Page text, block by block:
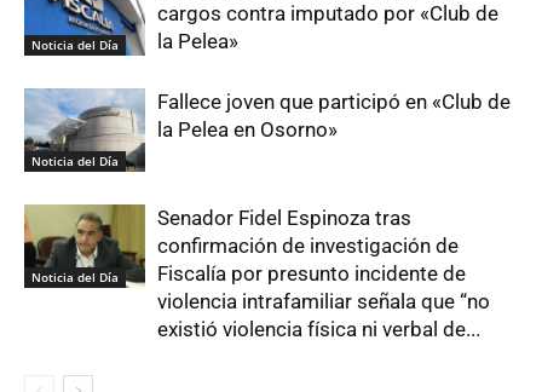
Noticia del Día
cargos contra imputado por «Club de
la Pelea»
Noticia del Día
Fallece joven que participó en «Club de
la Pelea en Osorno»
Noticia del Día
Senador Fidel Espinoza tras
confirmación de investigación de
Fiscalía por presunto incidente de
violencia intrafamiliar señala que “no
existió violencia física ni verbal de...